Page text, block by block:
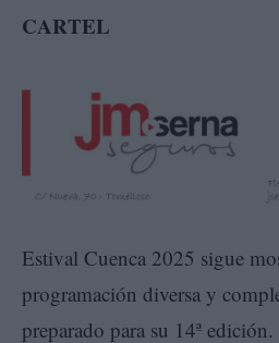
CARTEL
Estival Cuenca 2025 sigue
programación diversa y
preparado para su 14ª